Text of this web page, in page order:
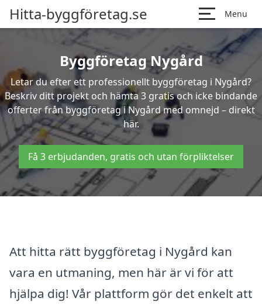
Hitta-byggföretag.se Menu
Byggföretag Nygård
Letar du efter ett professionellt byggföretag i Nygård?
Beskriv ditt projekt och hämta 3 gratis och icke bindande
offerter från byggföretag i Nygård med omnejd – direkt
här.
Få 3 erbjudanden, gratis och utan förpliktelser
Att hitta rätt byggföretag i Nygård kan
vara en utmaning, men här är vi för att
hjälpa dig! Vår plattform gör det enkelt att